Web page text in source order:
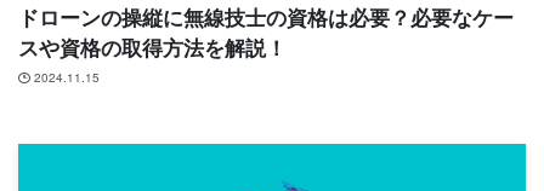
ドローンの操縦に無線技士の資格は必要？必要なケー
スや資格の取得方法を解説！
2024.11.15